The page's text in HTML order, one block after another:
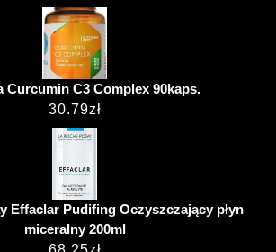
Curcumin C3 Complex 90kaps.
30.79zł
Effaclar Pudifing Oczyszczający płyn
miceralny 200ml